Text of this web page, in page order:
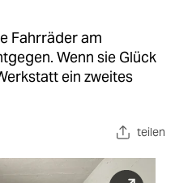
Fahrräder am
Wenn sie Glück
ein zweites
teilen